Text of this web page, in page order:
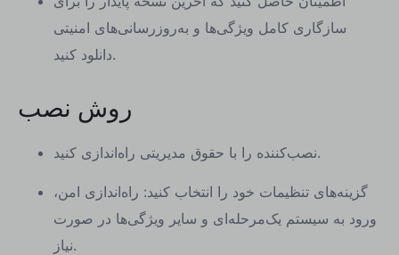
سازگاری کامل ویژگی‌ها و به‌روزرسانی‌های امنیتی
دانلود کنید.
روش نصب
نصب‌کننده را با حقوق مدیریتی راه‌اندازی کنید.
گزینه‌های تنظیمات خود را انتخاب کنید: راه‌اندازی امن،
ورود به سیستم یک‌مرحله‌ای و سایر ویژگی‌ها در صورت
نیاز.